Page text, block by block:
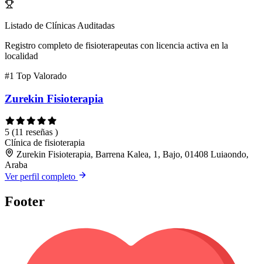
Listado de Clínicas Auditadas
Registro completo de fisioterapeutas con licencia activa en la
localidad
#1 Top Valorado
Zurekin Fisioterapia
5 (11 reseñas )
Clínica de fisioterapia
Zurekin Fisioterapia, Barrena Kalea, 1, Bajo, 01408 Luiaondo,
Araba
Ver perfil completo
Footer